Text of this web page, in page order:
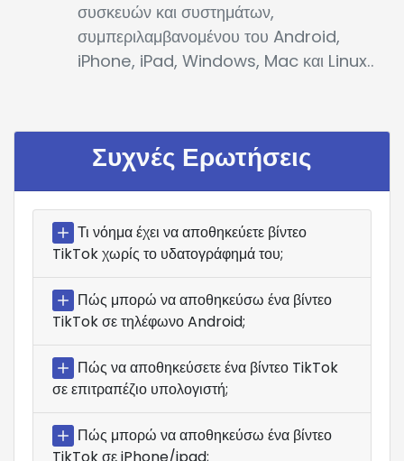
συσκευών και συστημάτων,
συμπεριλαμβανομένου του Android,
iPhone, iPad, Windows, Mac και Linux..
Συχνές Ερωτήσεις
Τι νόημα έχει να αποθηκεύετε βίντεο
TikTok χωρίς το υδατογράφημά του;
Πώς μπορώ να αποθηκεύσω ένα βίντεο
TikTok σε τηλέφωνο Android;
Πώς να αποθηκεύσετε ένα βίντεο TikTok
σε επιτραπέζιο υπολογιστή;
Πώς μπορώ να αποθηκεύσω ένα βίντεο